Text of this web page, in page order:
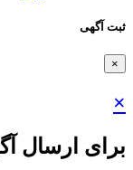
ثبت آگهی
×
×
برای ارسال